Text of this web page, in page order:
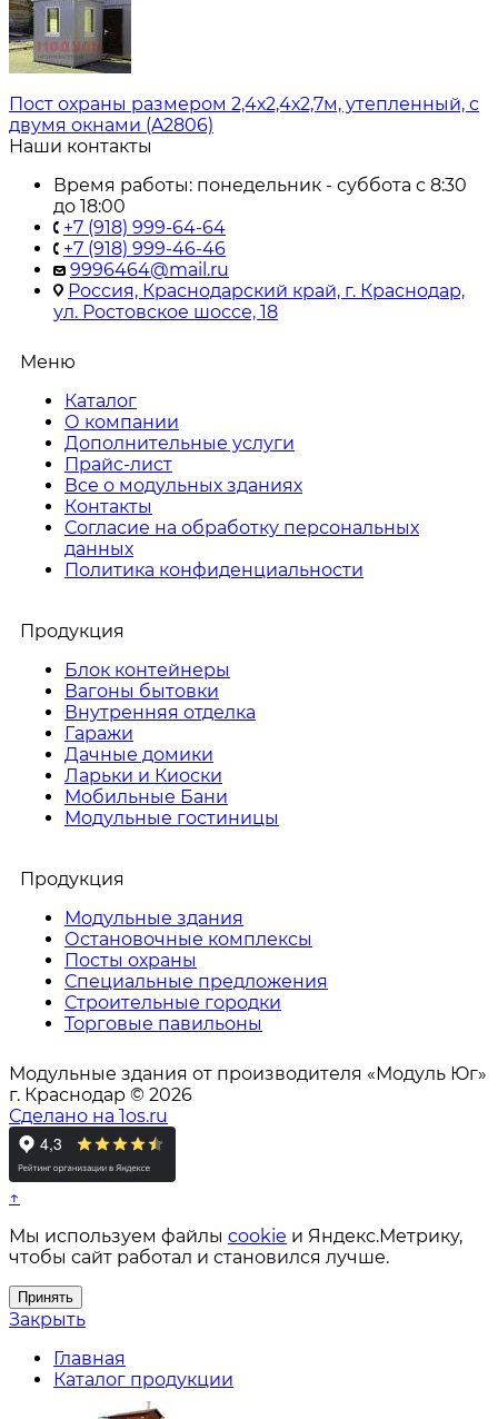
Пост охраны размером 2,4х2,4х2,7м, утепленный, с
двумя окнами (A2806)
Наши контакты
Время работы: понедельник - суббота с 8:30
до 18:00
+7 (918) 999-64-64
+7 (918) 999-46-46
9996464@mail.ru
Россия, Краснодарский край, г. Краснодар,
ул. Ростовское шоссе, 18
Меню
Каталог
О компании
Дополнительные услуги
Прайс-лист
Все о модульных зданиях
Контакты
Согласие на обработку персональных
данных
Политика конфиденциальности
Продукция
Блок контейнеры
Вагоны бытовки
Внутренняя отделка
Гаражи
Дачные домики
Ларьки и Киоски
Мобильные Бани
Модульные гостиницы
Продукция
Модульные здания
Остановочные комплексы
Посты охраны
Специальные предложения
Строительные городки
Торговые павильоны
Модульные здания от производителя «Модуль Юг»
г. Краснодар © 2026
Сделано на 1os.ru
↑
Мы используем файлы cookie и Яндекс.Метрику,
чтобы сайт работал и становился лучше.
Принять
Закрыть
Главная
Каталог продукции